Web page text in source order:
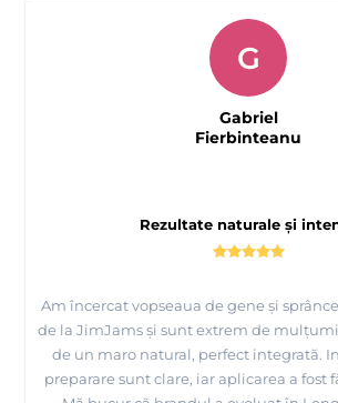
Rezultate naturale și
Am încercat vopseaua de gene și
de la JimJams și sunt extrem de
de un maro natural, perfect integrată.
preparare sunt clare, iar aplicarea a fost
G
Gabriel
Fierbinteanu